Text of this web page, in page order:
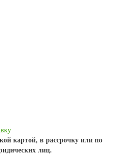
картой, в рассрочку или по
лиц.